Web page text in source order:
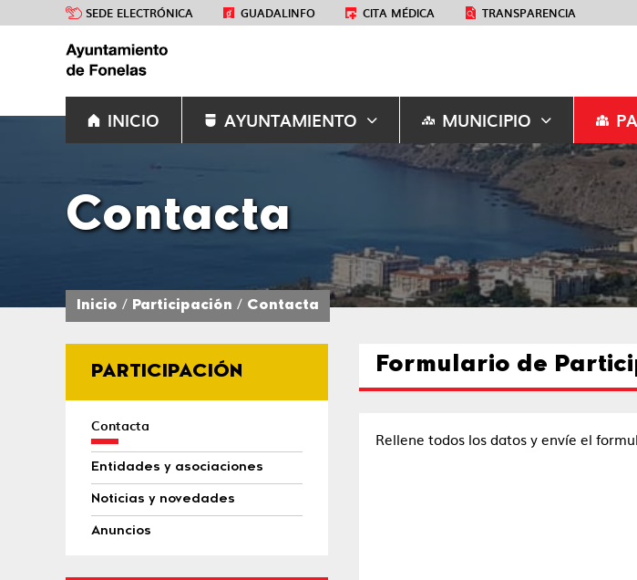
SEDE ELECTRÓNICA GUADALINFO CITA MÉDICA TRANSPARENCIA
INICIO AYUNTAMIENTO MUNICIPIO
Contacta
Inicio Participación Contacta
PARTICIPACIÓN
Contacta
Entidades y asociaciones
Noticias y novedades
Anuncios
Formulario de
Rellene todos los datos y envíe el